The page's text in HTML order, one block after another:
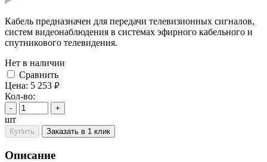
Кабель предназначен для передачи телевизионных сигналов,
систем видеонаблюдения в системах эфирного кабельного и
спутникового телевидения.
Нет в наличии
Cравнить
Цена: 5 253 руб.
Кол-во:
- +
шт
Купить Заказать в 1 клик
Описание